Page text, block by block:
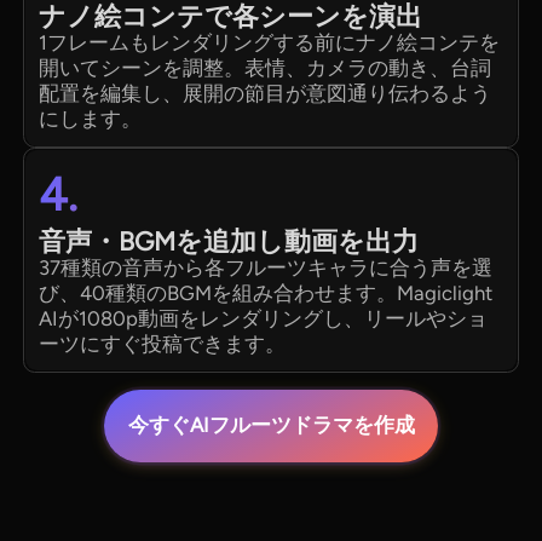
ナノ絵コンテで各シーンを演出
1フレームもレンダリングする前にナノ絵コンテを
開いてシーンを調整。表情、カメラの動き、台詞
配置を編集し、展開の節目が意図通り伝わるよう
にします。
4.
音声・BGMを追加し動画を出力
37種類の音声から各フルーツキャラに合う声を選
び、40種類のBGMを組み合わせます。Magiclight
AIが1080p動画をレンダリングし、リールやショ
ーツにすぐ投稿できます。
今すぐAIフルーツドラマを作成